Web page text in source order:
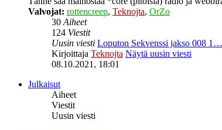
Valvojat: rottencreep, Teknojta, OrZo
30Aiheet
124 Viestit
Uusin viesti Loputon Sekvenssi jakso 008 1…
Kirjoittaja Teknojta Näytä uusin viesti
08.10.2021, 18:01
Julkaisut
Aiheet
Viestit
Uusin viesti